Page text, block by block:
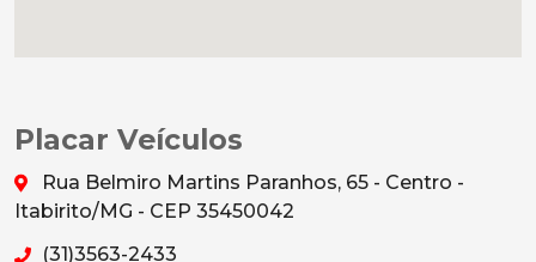
Placar Veículos
Rua Belmiro Martins Paranhos, 65 - Centro -
Itabirito/MG - CEP 35450042
(31)3563-2433